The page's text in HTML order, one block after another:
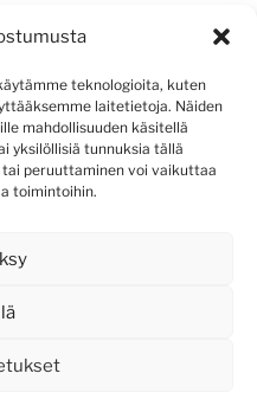
teknologioita, kuten
laitetietoja. Näiden
mahdollisuuden käsitellä
yksilöllisiä tunnuksia tällä
peruuttaminen voi vaikuttaa
toimintoihin.